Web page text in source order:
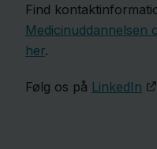
Find
Medicinuddannelsen
her.
Følg os på LinkedIn​​​